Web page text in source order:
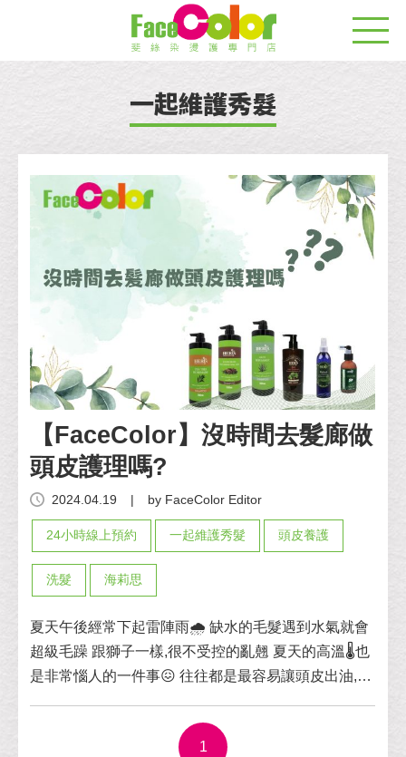
一起維護秀髮
【FaceColor】沒時間去髮廊做
頭皮護理嗎?
2024.04.19 | by FaceColor Editor
24小時線上預約 一起維護秀髮 頭皮養護
洗髮 海莉思
夏天午後經常下起雷陣雨🌧️ 缺水的毛髮遇到水氣就會
超級毛躁 跟獅子一樣,很不受控的亂翹 夏天的高溫🌡️也
是非常惱人的一件事😖 往往都是最容易讓頭皮出油,頭
小編今天來介紹海莉思髮品🤩 洗/護/頭皮保養通通有✔️
在這浮躁不安的季節，就用它們來重現秀髮的柔順光
1